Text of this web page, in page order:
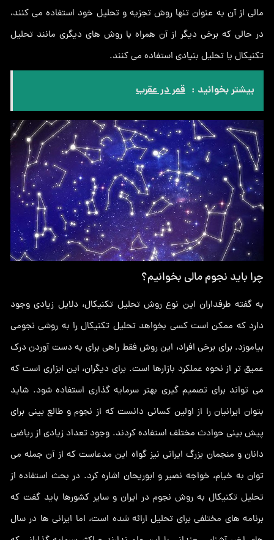
مالی از آن به عنوان تنها روش تجزیه و تحلیل خود استفاده می کنند،
در حالی که برخی دیگر از آن همراه با روش های دیگری مانند تحلیل
تکنیکال یا تحلیل بنیادی استفاده می کنند.
بیشتر بخوانید : قمر در عقرب
چرا باید نجوم مالی بخوانیم؟
به گفته طرفداران این نوع روش تحلیل تکنیکال، دلایل زیادی وجود
دارد که ممکن است کسی بخواهد تحلیل تکنیکال را به روشی نجومی
بیاموزد. برای برخی افراد، این روش فقط راهی برای به دست آوردن درک
عمیق تر از نحوه عملکرد بازارها است. برای دیگران، این ابزاری است که
می تواند برای تصمیم گیری بهتر سرمایه گذاری استفاده شود. شاید
بتوان ایرانیان را از اولین کسانی دانست که از نجوم و طالع بینی برای
پیش بینی حوادث مختلف استفاده کردند. وجود تعداد زیادی از ریاضی
دانان و منجمان بزرگ ایرانی نیز گواه این مدعاست که از آن جمله می
توان به خیام، خواجه نصیر و ابوریحان اشاره کرد. در بحث استفاده از
تحلیل تکنیکال به روش نجوم در ایران و سایر کشورها باید گفت که
برنامه های مختلفی برای تحلیل ارائه شده است، اما ایرانی ها در سال